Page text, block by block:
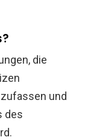
die
und
des